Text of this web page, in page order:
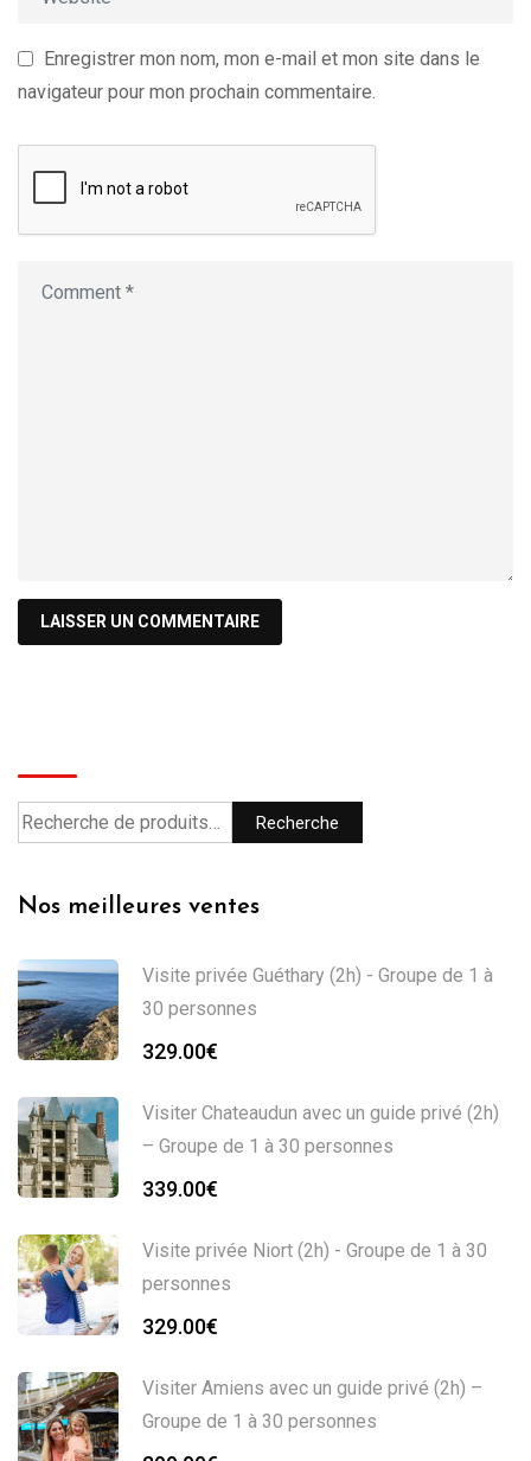
Enregistrer mon nom, mon e-mail et mon site dans le
navigateur pour mon prochain commentaire.
Recherche
Nos meilleures ventes
Visite privée Guéthary (2h) - Groupe de 1 à
30 personnes
329.00€
Visiter Chateaudun avec un guide privé (2h)
– Groupe de 1 à 30 personnes
339.00€
Visite privée Niort (2h) - Groupe de 1 à 30
personnes
329.00€
Visiter Amiens avec un guide privé (2h) –
Groupe de 1 à 30 personnes